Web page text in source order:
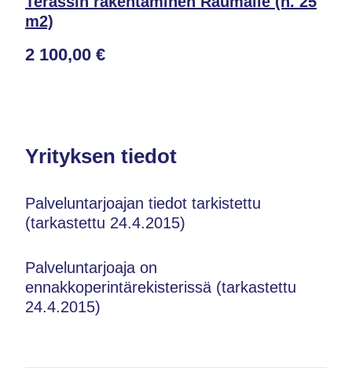
m2)
2 100,00 €
Yrityksen tiedot
Palveluntarjoajan tiedot tarkistettu
(tarkastettu 24.4.2015)
Palveluntarjoaja on
ennakkoperintärekisterissä (tarkastettu
24.4.2015)